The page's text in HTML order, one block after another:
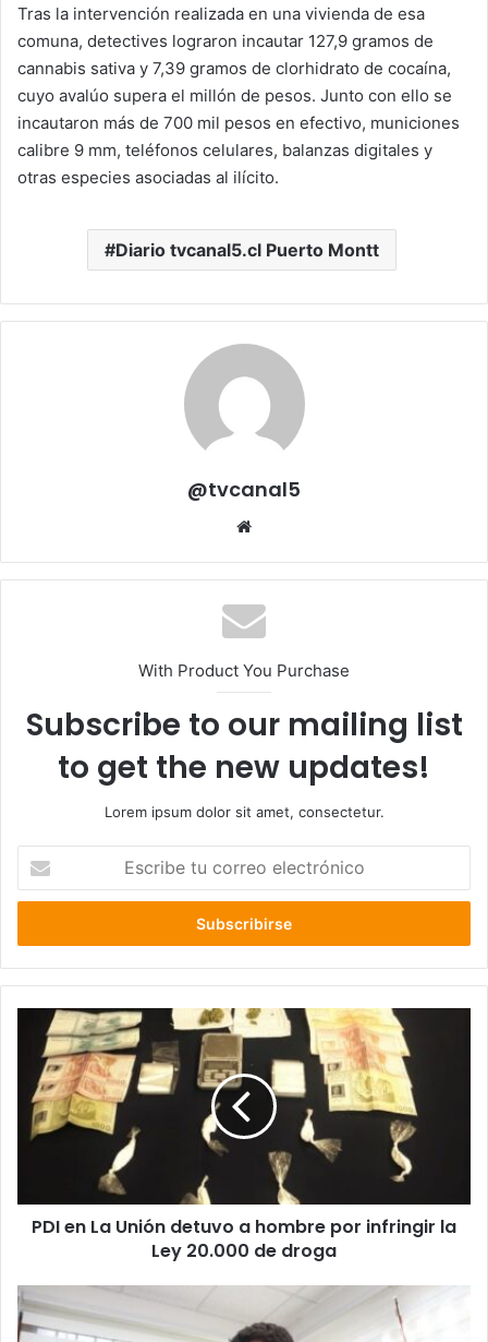
Tras la intervención realizada en una vivienda de esa
comuna, detectives lograron incautar 127,9 gramos de
cannabis sativa y 7,39 gramos de clorhidrato de cocaína,
cuyo avalúo supera el millón de pesos. Junto con ello se
incautaron más de 700 mil pesos en efectivo, municiones
calibre 9 mm, teléfonos celulares, balanzas digitales y
otras especies asociadas al ilícito.
Diario tvcanal5.cl Puerto Montt
@tvcanal5
With Product You Purchase
Subscribe to our mailing list
to get the new updates!
Lorem ipsum dolor sit amet, consectetur.
correo
Unión
detuvo
infringir
de
droga
PDI en La Unión detuvo a hombre por infringir la
Ley 20.000 de droga
Día
del